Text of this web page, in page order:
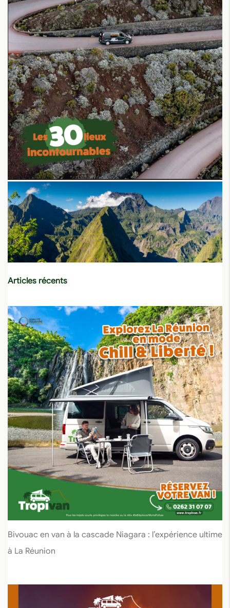
Articles récents
Bivouac en van à la cascade Niagara : l’expérience ultime
à La Réunion